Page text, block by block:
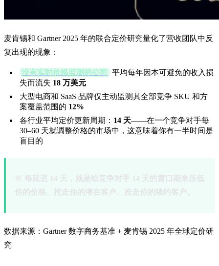
麦肯锡和 Gartner 2025 年的联合定价研究量化了营收团队中反
复出现的现象：
没有实时价格监测的公司
平均每年因本可避免的收入损
失而流失 18 万美元
大型电商和 SaaS 品牌仅主动监测其全部竞争 SKU 和方
案覆盖范围的 12%
各行业平均定价更新周期： 14 天——在一个竞争对手每
30–60 天就调整价格的市场中，这意味着你有一半时间是
盲目的
🚨 每延迟 14 天，就是给竞争对手 14 天的窗口期来压低
你的价格、挖走你的潜在客户、抢走你的续约客户。
数据来源：Gartner 数字商务基准 + 麦肯锡 2025 年全球定价研
究